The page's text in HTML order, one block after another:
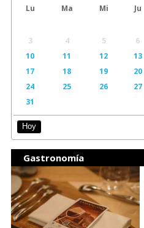
Lu Ma Mi Ju
3
4 5 6
10
11 12 13
17
18 19 20
24
25 26 27
31
Hoy
Gastronomía